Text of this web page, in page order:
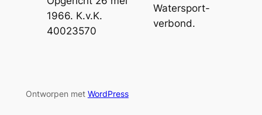
1966. K.v.K.
40023570
Watersport-
verbond.
Ontworpen met WordPress